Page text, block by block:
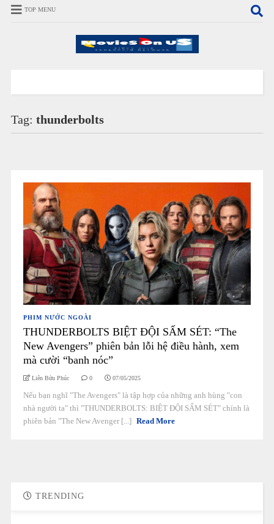
TOP MENU
Tag: thunderbolts
PHIM NƯỚC NGOÀI
THUNDERBOLTS BIỆT ĐỘI SẤM SÉT: “The
New Avengers” phiên bản lỗi hệ điều hành, xem
mà cười “banh nóc”
Liên Bửu Phúc 0 07/05/2025
Nếu bạn nghĩ "The Avengers" là tập hợp của những anh hùng "con
nhà người ta" thì "THUNDERBOLTS: BIỆT ĐỘI SẤM SÉT" chính là
phiên bản "The New Avenger [...] Read More
TRENDING